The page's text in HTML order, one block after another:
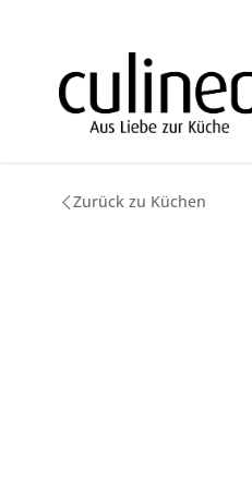
Zurück zu Küchen